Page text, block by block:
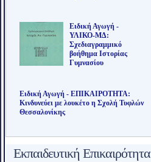
Ειδική Αγωγή -
ΥΛΙΚΟ-ΜΔ:
Σχεδιαγραμμικό
βοήθημα Ιστορίας
Γυμνασίου
Ειδική Αγωγή - ΕΠΙΚΑΙΡΟΤΗΤΑ:
Κινδυνεύει με λουκέτο η Σχολή Τυφλών
Θεσσαλονίκης
Εκπαιδευτική Επικαιρότητα